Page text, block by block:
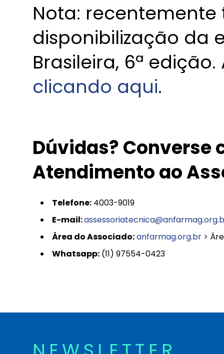
Nota:
disponibilização da
Brasileira, 6ª
clicando aqui.
Dúvidas? Converse
Atendimento ao
Telefone: 4003-9019
E-mail:
Área do Associado:anfarmag.org.br >
Whatsapp: (11) 97554-0423